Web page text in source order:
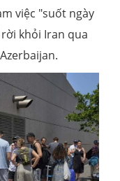
việc "suốt ngày
khỏi Iran qua